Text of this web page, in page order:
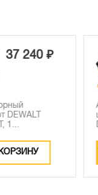
28 760 ₽
21 990 ₽
Аккумуляторный
шуруповерт DEWALT
DCF850NT, 18...
В КОРЗИНУ